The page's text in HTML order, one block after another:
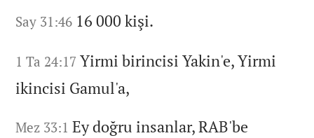
Say 31:46 16 000 kişi.
1 Ta 24:17 Yirmi birincisi Yakin'e,Yirmi
ikincisi Gamul'a,
Mez 33:1 Ey doğru insanlar,RAB'be